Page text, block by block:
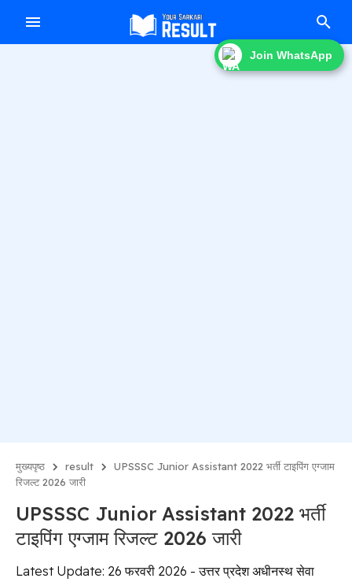
मुख्यपृष्ठ result
UPSSSC Junior Assistant 2022 भर्ती टाइपिंग एग्जाम
रिजल्ट 2026 जारी
UPSSSC Junior Assistant 2022 भर्ती
टाइपिंग एग्जाम रिजल्ट 2026 जारी
Latest Update: 26 फरवरी 2026 - उत्तर प्रदेश अधीनस्थ सेवा
Join WhatsApp